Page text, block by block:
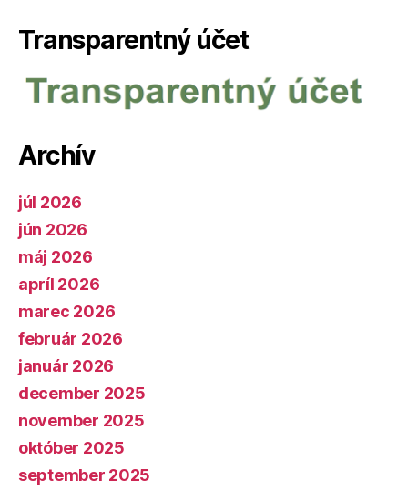
Transparentný účet
Archív
júl 2026
jún 2026
máj 2026
apríl 2026
marec 2026
február 2026
január 2026
december 2025
november 2025
október 2025
september 2025